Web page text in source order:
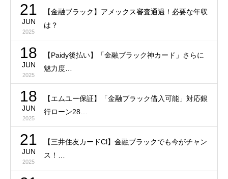
21
JUN
2025
【金融ブラック】アメックス審査通過！必要な年収
は？
18
JUN
2025
【Paidy後払い】「金融ブラック神カード」さらに
魅力度…
18
JUN
2025
【エムユー保証】「金融ブラック借入可能」対応銀
行ローン28…
21
JUN
2025
【三井住友カードCl】金融ブラックでも今がチャン
ス！…